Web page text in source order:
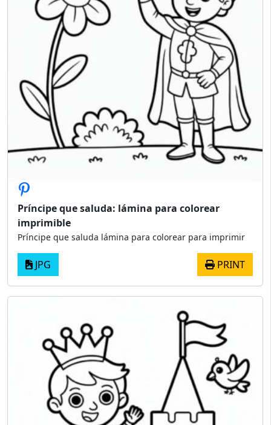
Príncipe que saluda: lámina para colorear
imprimible
Príncipe que saluda lámina para colorear para imprimir
JPG PRINT